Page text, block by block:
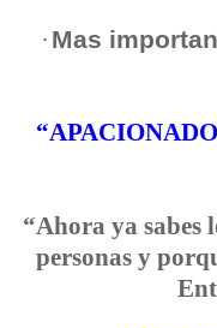
· Mas
“Ahora ya sabes
personas y